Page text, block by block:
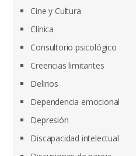
Cine y Cultura
Clínica
Consultorio psicológico
Creencias limitantes
Delirios
Dependencia emocional
Depresión
Discapacidad intelectual